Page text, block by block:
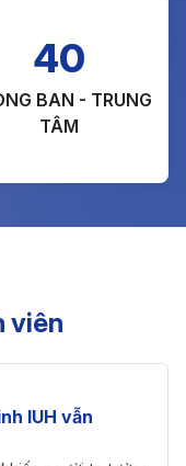
40
BAN - TRUNG
TÂM
viên
IUH vẫn